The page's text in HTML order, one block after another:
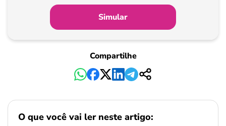
Pagamento
Simular
Compartilhe
O que você vai ler neste artigo: